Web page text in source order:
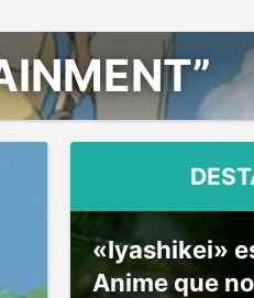
«Iyashikei»
Anime que